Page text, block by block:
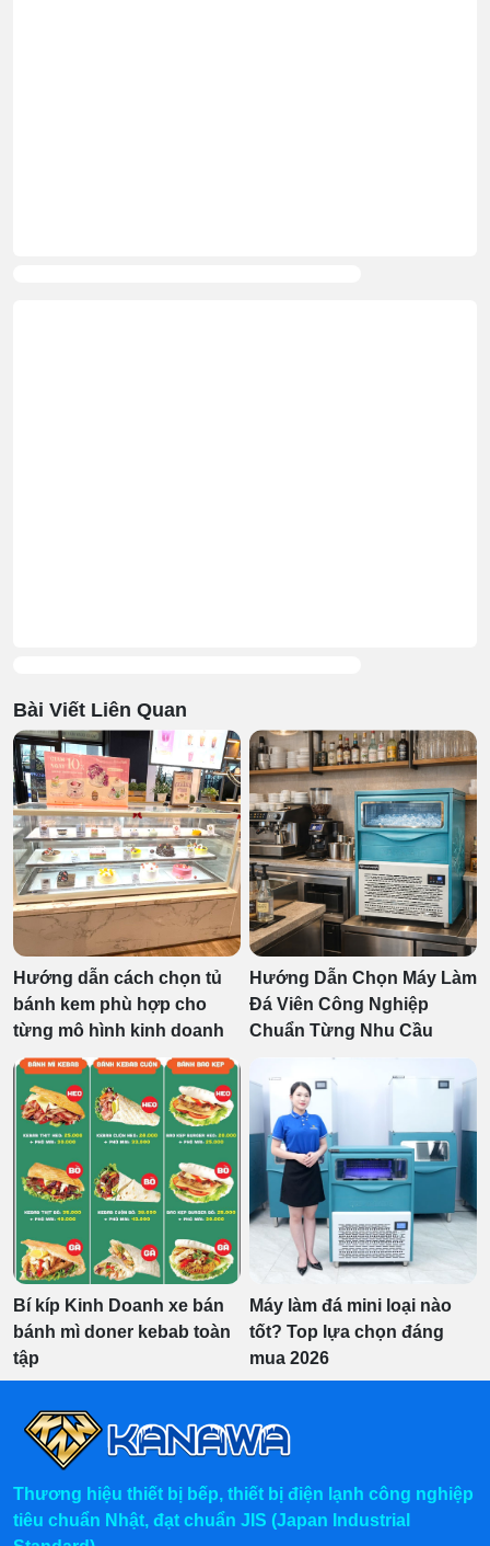
Bài Viết Liên Quan
Hướng dẫn cách chọn tủ
bánh kem phù hợp cho
từng mô hình kinh doanh
Hướng Dẫn Chọn Máy Làm
Đá Viên Công Nghiệp
Chuẩn Từng Nhu Cầu
Bí kíp Kinh Doanh xe bán
bánh mì doner kebab toàn
tập
Máy làm đá mini loại nào
tốt? Top lựa chọn đáng
mua 2026
Thương hiệu thiết bị bếp, thiết bị điện lạnh công nghiệp
tiêu chuẩn Nhật, đạt chuẩn JIS (Japan Industrial